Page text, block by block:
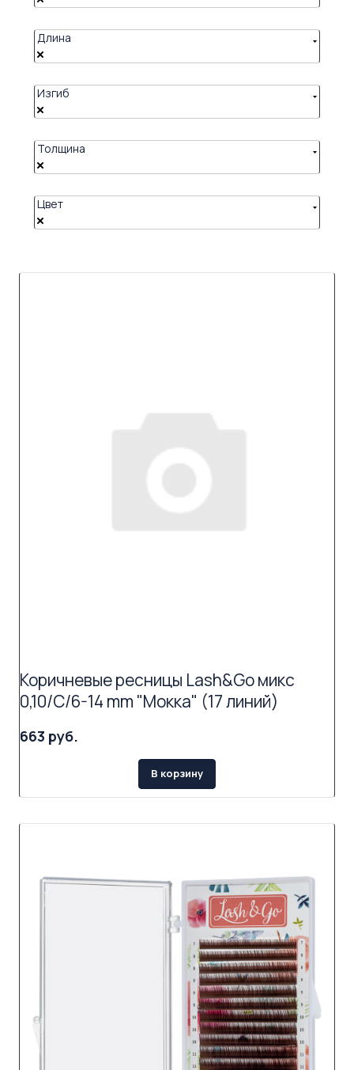
Длина
Изгиб
Толщина
Цвет
Коричневые ресницы Lash&Go микс
0,10/C/6-14 mm "Мокка" (17 линий)
663 руб.
В корзину